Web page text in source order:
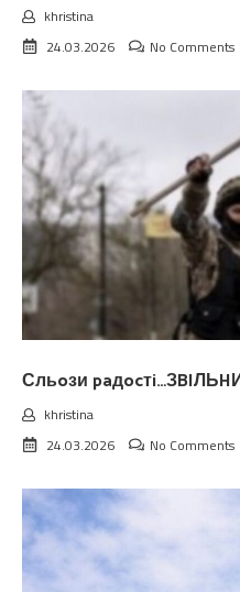
khristina
24.03.2026
No Comments
Сльoзи
khristina
24.03.2026
No Comments